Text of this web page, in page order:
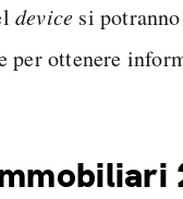
device si
per ottenere